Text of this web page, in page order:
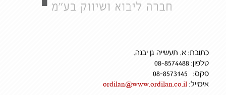
כתובת: א. תעשייה גן יבנה.
טלפון: 08-8574488
פקס: 08-8573145
אימייל: ordilan@www.ordilan.co.il